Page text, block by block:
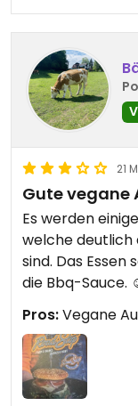
21
Gute vegane
Es werden
welche deutlich
sind. Das
die Bbq-Sauce.
Pros:Vegane